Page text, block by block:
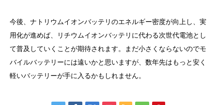
今後、ナトリウムイオンバッテリのエネルギー密度が向上し、実
用化が進めば、リチウムイオンバッテリに代わる次世代電池とし
て普及していくことが期待されます。まだ小さくならないのでモ
バイルバッテリーには遠いかと思いますが、数年先はもっと安く
軽いバッテリーが手に入るかもしれません。